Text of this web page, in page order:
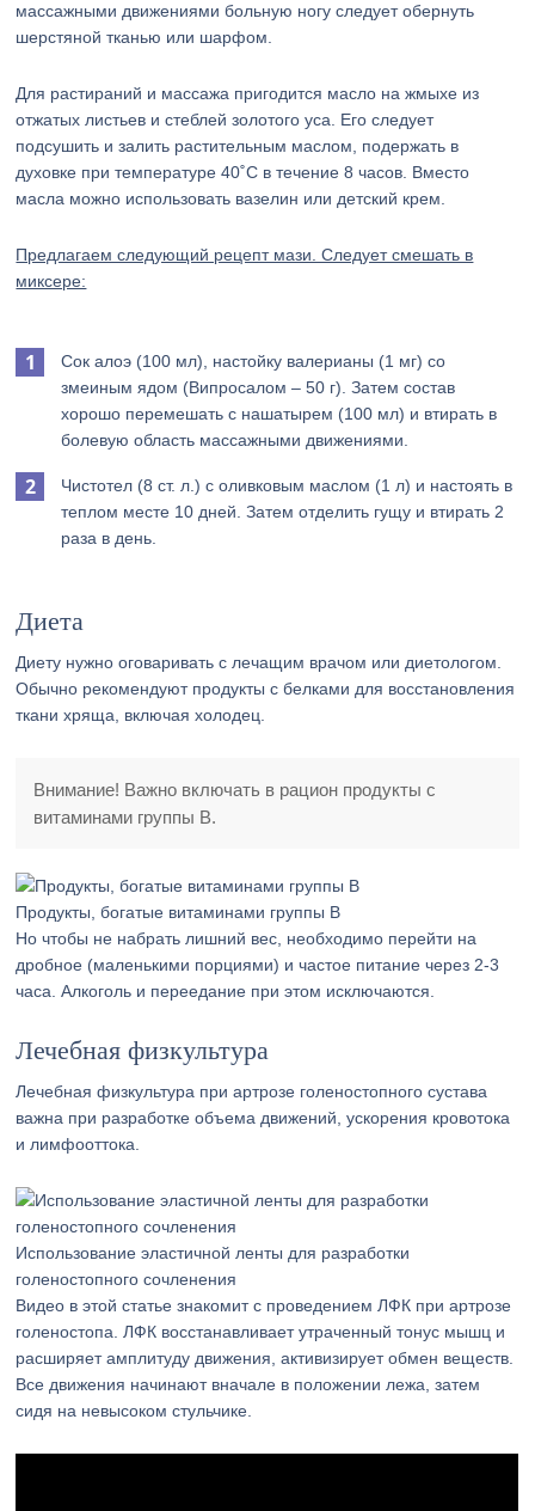
массажными движениями больную ногу следует обернуть
шерстяной тканью или шарфом.
Для растираний и массажа пригодится масло на жмыхе из
отжатых листьев и стеблей золотого уса. Его следует
подсушить и залить растительным маслом, подержать в
духовке при температуре 40˚С в течение 8 часов. Вместо
масла можно использовать вазелин или детский крем.
Предлагаем следующий рецепт мази. Следует смешать в
миксере:
Сок алоэ (100 мл), настойку валерианы (1 мг) со
змеиным ядом (Випросалом – 50 г). Затем состав
хорошо перемешать с нашатырем (100 мл) и втирать в
болевую область массажными движениями.
Чистотел (8 ст. л.) с оливковым маслом (1 л) и настоять в
теплом месте 10 дней. Затем отделить гущу и втирать 2
раза в день.
Диета
Диету нужно оговаривать с лечащим врачом или диетологом.
Обычно рекомендуют продукты с белками для восстановления
ткани хряща, включая холодец.
Внимание! Важно включать в рацион продукты с
витаминами группы В.
Продукты, богатые витаминами группы В
Но чтобы не набрать лишний вес, необходимо перейти на
дробное (маленькими порциями) и частое питание через 2-3
часа. Алкоголь и переедание при этом исключаются.
Лечебная физкультура
Лечебная физкультура при артрозе голеностопного сустава
важна при разработке объема движений, ускорения кровотока
и лимфооттока.
Использование эластичной ленты для разработки
голеностопного сочленения
Видео в этой статье знакомит с проведением ЛФК при артрозе
голеностопа. ЛФК восстанавливает утраченный тонус мышц и
расширяет амплитуду движения, активизирует обмен веществ.
Все движения начинают вначале в положении лежа, затем
сидя на невысоком стульчике.